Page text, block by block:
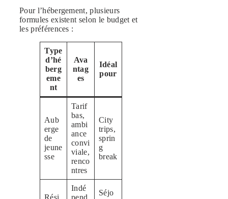
Pour l’hébergement, plusieurs
formules existent selon le budget et
les préférences :
Type
d’hé
berg
eme
nt
Ava
ntag
es
Idéal
pour
Aub
erge
de
jeune
sse
Tarif
bas,
ambi
ance
convi
viale,
renco
ntres
City
trips,
sprin
g
break
Rési
Indé
pend
Séjo